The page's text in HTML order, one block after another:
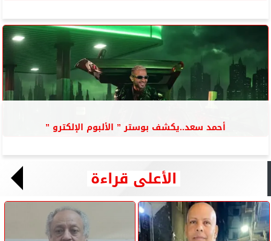
أحمد سعد..يكشف بوستر ” الألبوم الإلكترو ”
الأعلى قراءة